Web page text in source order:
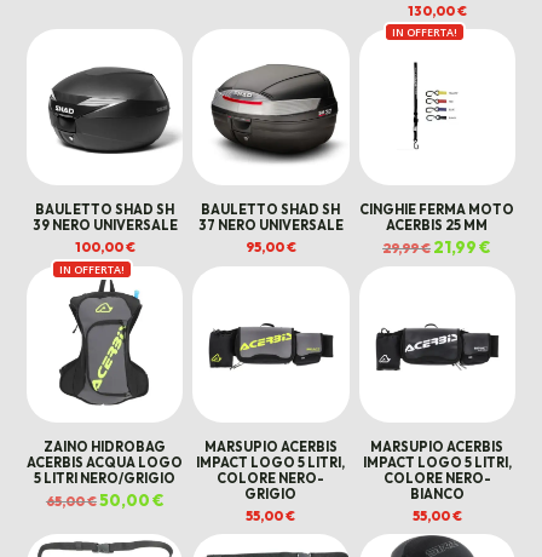
130,00€
BAULETTO SHAD SH
39 NERO UNIVERSALE
100,00€
BAULETTO SHAD SH
37 NERO UNIVERSALE
95,00€
IN OFFERTA!
CINGHIE FERMA MOTO
ACERBIS 25 MM
29,99€ Il
prezzo
originale
21,99€
attuale
21,99 €.
IN OFFERTA!
ZAINO HIDROBAG
ACERBIS ACQUA LOGO
5 LITRI NERO/GRIGIO
65,00€ Il
prezzo
era:
65,00 €.
50,00€Il
prezzo
è:
50,00 €.
MARSUPIO ACERBIS
IMPACT LOGO 5 LITRI,
COLORE NERO-
GRIGIO
55,00€
MARSUPIO ACERBIS
IMPACT LOGO 5 LITRI,
COLORE NERO-
BIANCO
55,00€